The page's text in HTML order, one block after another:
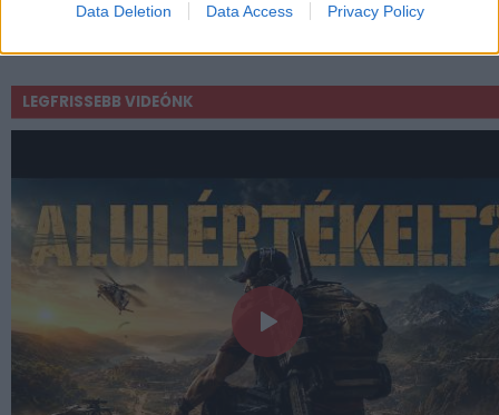
Data Deletion Data Access Privacy Policy
pillanatos döntés volt az Gears of War: E-
LEGFRISSEBB VIDEÓNK